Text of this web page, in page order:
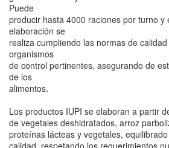
Puede
producir hasta 4000 raciones por turno y
elaboración se
realiza cumpliendo las normas de
organismos
de control pertinentes, asegurando de
de los
alimentos.
Los productos IUPI se elaboran a partir
de vegetales deshidratados, arroz
proteínas lácteas y vegetales,
calidad, respetando los requerimientos